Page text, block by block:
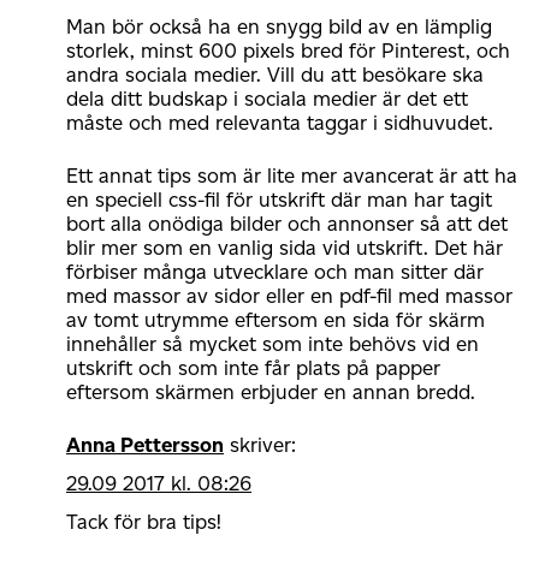
Man bör också ha en snygg bild av en lämplig
storlek, minst 600 pixels bred för Pinterest, och
andra sociala medier. Vill du att besökare ska
dela ditt budskap i sociala medier är det ett
måste och med relevanta taggar i sidhuvudet.
Ett annat tips som är lite mer avancerat är att ha
en speciell css-fil för utskrift där man har tagit
bort alla onödiga bilder och annonser så att det
blir mer som en vanlig sida vid utskrift. Det här
förbiser många utvecklare och man sitter där
med massor av sidor eller en pdf-fil med massor
av tomt utrymme eftersom en sida för skärm
innehåller så mycket som inte behövs vid en
utskrift och som inte får plats på papper
eftersom skärmen erbjuder en annan bredd.
Anna Pettersson skriver:
29.09 2017 kl. 08:26
Tack för bra tips!